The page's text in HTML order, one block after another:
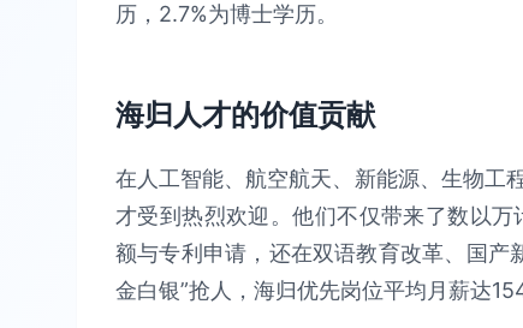
历，2.7%为博士学历。
海归人才的价值贡献
在人工智能、航空航天、新能源、生物工
才受到热烈欢迎。他们不仅带来了数以
额与专利申请，还在双语教育改革、国产
金白银”抢人，海归优先岗位平均月薪达